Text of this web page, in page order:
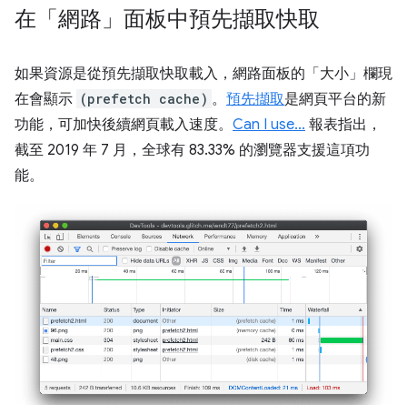
在「網路」面板中預先擷取快取
如果資源是從預先擷取快取載入，網路面板的「大小」 欄現
在會顯示 (prefetch cache) 。 預先擷取是網頁平台的新
功能，可加快後續網頁載入速度。 Can I use... 報表指出，
截至 2019 年 7 月，全球有 83.33% 的瀏覽器支援這項功
能。